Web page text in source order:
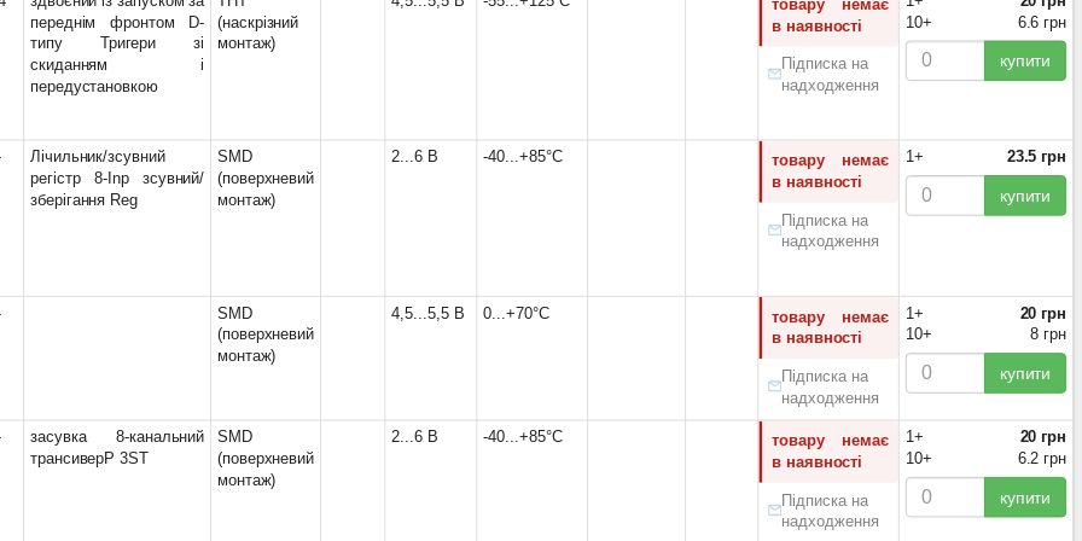
4,75...5,25 В (28)
переднім фронтом D-
типу Тригери зі
скиданням і
передустановкою
(наскрізний
монтаж)
товару немає
в наявності
Підписка на
надходження
10+
6.6 грн
купити
Лічильник/зсувний
регістр 8-Inp зсувний/
зберігання Reg
SMD
(поверхневий
монтаж)
2...6 В -40...+85°С
товару немає
в наявності
Підписка на
надходження
1+ 23.5 грн
купити
SMD
(поверхневий
монтаж)
4,5...5,5 В 0...+70°С
товару немає
в наявності
Підписка на
надходження
1+
20 грн
10+
8 грн
купити
засувка 8-канальний
трансиверP 3ST
SMD
(поверхневий
монтаж)
2...6 В -40...+85°С
товару немає
в наявності
Підписка на
надходження
1+
20 грн
10+
6.2 грн
купити